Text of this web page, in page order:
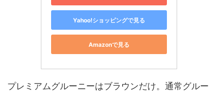
Yahoo!ショッピングで見る
Amazonで見る
プレミアムグルーニーはブラウンだけ。通常グルー